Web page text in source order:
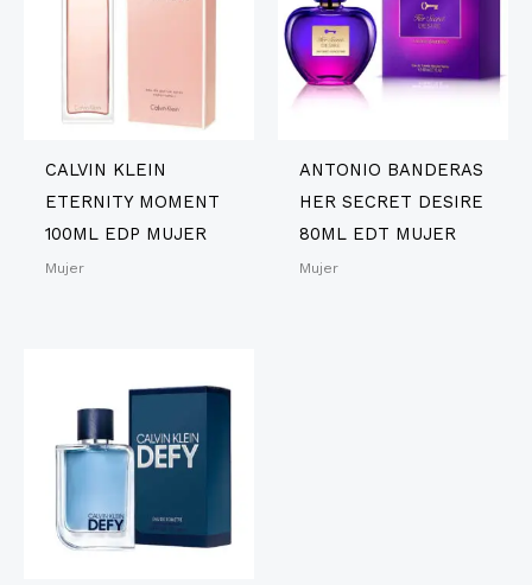
CALVIN KLEIN
ETERNITY MOMENT
100ML EDP MUJER
Mujer
ANTONIO BANDERAS
HER SECRET DESIRE
80ML EDT MUJER
Mujer